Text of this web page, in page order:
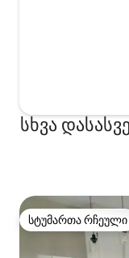
სხვა
სტუმართა რჩეული
სტუმართა რჩეული